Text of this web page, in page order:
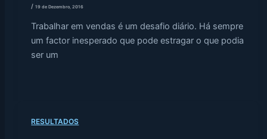
/19 de Dezembro, 2016
Trabalhar em vendas é um desafio diário. Há sempre
um factor inesperado que pode estragar o que podia
ser um
RESULTADOS